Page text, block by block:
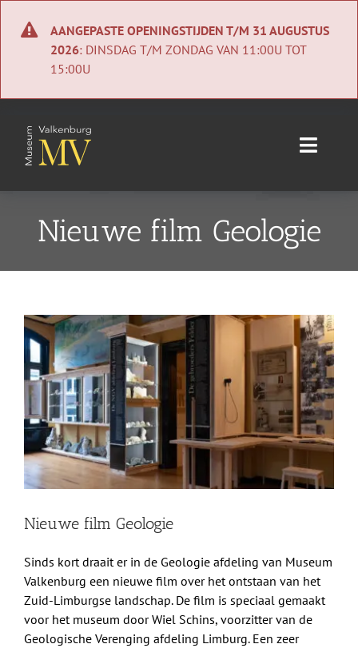
naar
AANGEPASTE OPENINGSTIJDEN T/M 31 AUGUSTUS
2026: DINSDAG T/M ZONDAG VAN 11:00U TOT
15:00U
Toggle
Home
Nieuws
Collectie
Shop
Over Ons
BEZOEK
Nieuwe film Geologie
Bekijk
grotere
afbeelding
Nieuwe film Geologie
Sinds kort draait er in de Geologie afdeling van Museum
Valkenburg een nieuwe film over het ontstaan van het
Zuid-Limburgse landschap. De film is speciaal gemaakt
voor het museum door Wiel Schins, voorzitter van de
Geologische Verenging afdeling Limburg. Een zeer